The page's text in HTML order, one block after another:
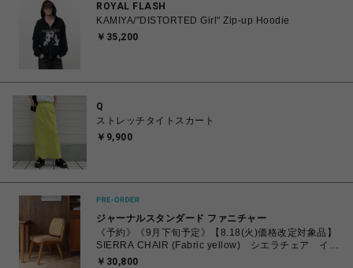
ROYAL FLASH
KAMIYA/"DISTORTED Girl" Zip-up Hoodie
￥35,200
Q
ストレッチタイトスカート
￥9,900
ジャーナルスタンダード ファニチャー
《予約》《9月下旬予定》【8.18(火)価格改定対象品】
SIERRA CHAIR (Fabric yellow) シエラチェア イエ
ロー 704
￥30,800